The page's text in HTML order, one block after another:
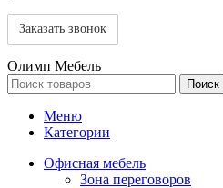
Олимп Мебель
Поиск
Меню
Категории
Офисная мебель
Зона переговоров